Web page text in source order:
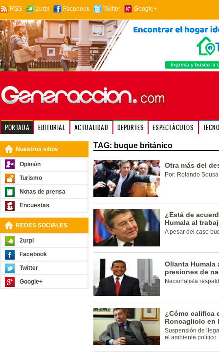
RSS 2urpi Facebook Twitter Google+
PORTADA EDITORIAL ACTUALIDAD DEPORTES ESPECTÁCULOS
Nuestros sitios
Opinión
Turismo
Notas de prensa
Encuestas
REDES SOCIALES
2urpi
Facebook
Twitter
Google+
TAG: buque británico
Otra más del
Por: Rolando
¿Está de
Humala al
A pesar del caso
Ollanta Humala
presiones de
Nacionalista
¿Cómo califica
Roncagliolo en
Suspensión de
el ambiente político.